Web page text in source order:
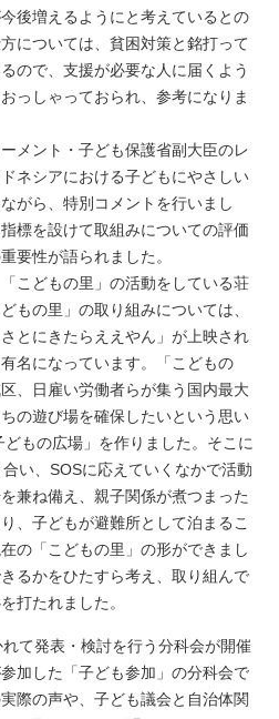
後増えるようにと考えているとの
については、貧困対策と銘打って
ので、支援が必要な人に届くよう
っしゃっておられ、参考になりま
メント・子ども保護省副大臣のレ
ネシアにおける子どもにやさしい
がら、特別コメントを行いまし
標を設けて取組みについての評価
要性が語られました。
こどもの里」の活動をしている荘
もの里」の取り組みについては、
とにきたらええやん」が上映され
名になっています。「こどもの
、日雇い労働者らが集う国内最大
の遊び場を確保したいという思い
もの広場」を作りました。そこに
い、SOSに応えていくなかで活動
兼ね備え、親子関係が煮つまった
、子どもが避難所として泊まるこ
の「こどもの里」の形ができまし
るかをひたすら考え、取り組んで
打たれました。
て発表・検討を行う分科会が開催
加した「子ども参加」の分科会で
際の声や、子ども議会と自治体関